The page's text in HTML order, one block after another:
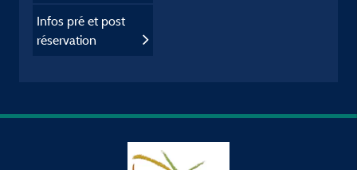
Infos pré et post
réservation